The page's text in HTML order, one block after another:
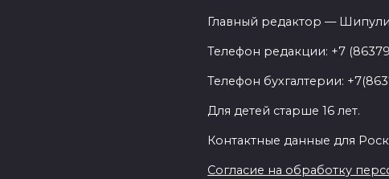
Главный редактор —
Телефон редакции: +7
Телефон бухгалтерии:
Для детей старше 16 лет.
Контактные данные для
Согласие на обработку